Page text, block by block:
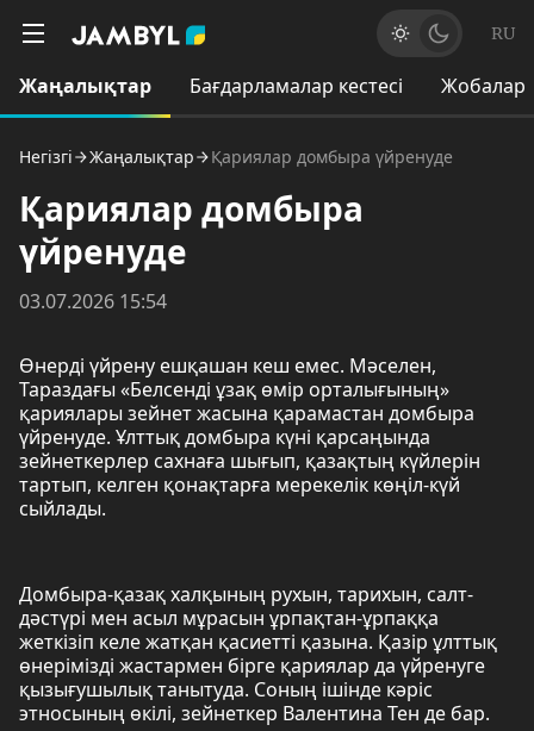
RU
Жаңалықтар Бағдарламалар кестесі Жобалар
Негізгі Жаңалықтар Қариялар домбыра үйренуде
Қариялар домбыра
үйренуде
03.07.2026 15:54
Өнерді үйрену ешқашан кеш емес. Мәселен,
Тараздағы «Белсенді ұзақ өмір орталығының»
қариялары зейнет жасына қарамастан домбыра
үйренуде. Ұлттық домбыра күні қарсаңында
зейнеткерлер сахнаға шығып, қазақтың күйлерін
тартып, келген қонақтарға мерекелік көңіл-күй
сыйлады.
Домбыра-қазақ халқының рухын, тарихын, салт-
дәстүрі мен асыл мұрасын ұрпақтан-ұрпаққа
жеткізіп келе жатқан қасиетті қазына. Қазір ұлттық
өнерімізді жастармен бірге қариялар да үйренуге
қызығушылық танытуда. Соның ішінде кәріс
этносының өкілі, зейнеткер Валентина Тен де бар.